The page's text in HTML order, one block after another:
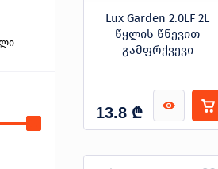
Lux Garden 2.0LF 2L
წყლის წნევით
გამფრქვევი
13.8 ₾